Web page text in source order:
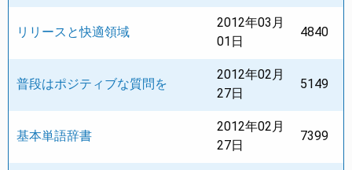
リリースと快適領域
2012年03月
01日
4840
普段はポジティブな質問を
2012年02月
27日
5149
基本単語辞書
2012年02月
27日
7399